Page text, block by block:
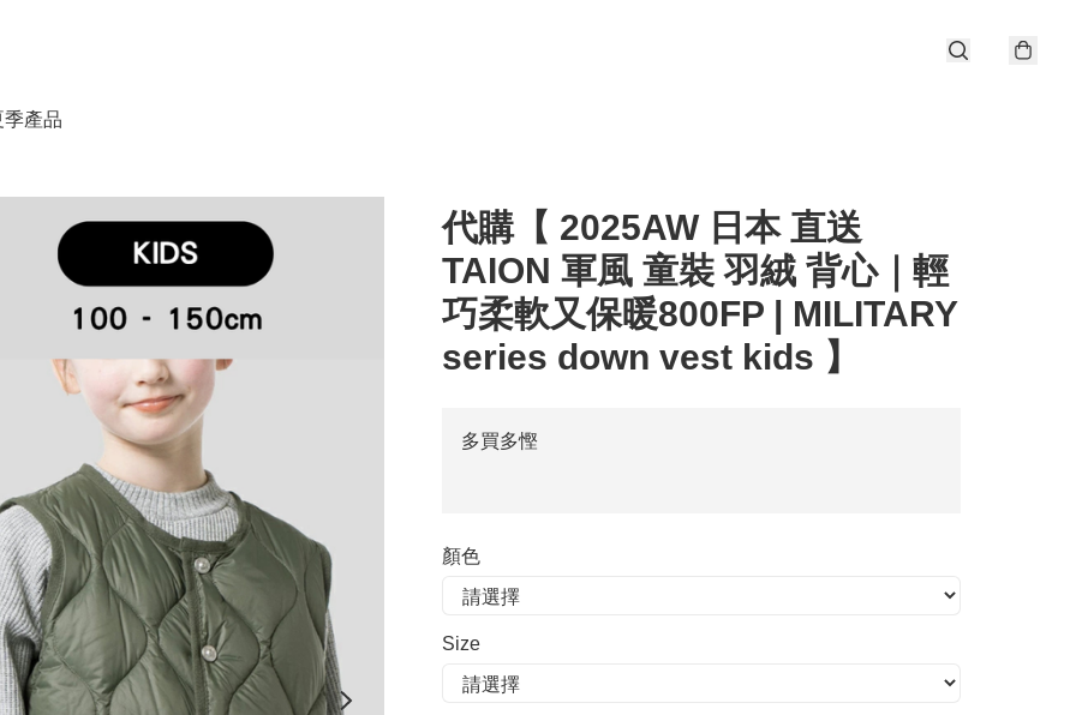
產品
代購【 2025AW 日本 直送
TAION 軍風 童裝 羽絨 背心｜輕
巧柔軟又保暖800FP | MILITARY
series down vest kids 】
多買多慳
顏色
Size